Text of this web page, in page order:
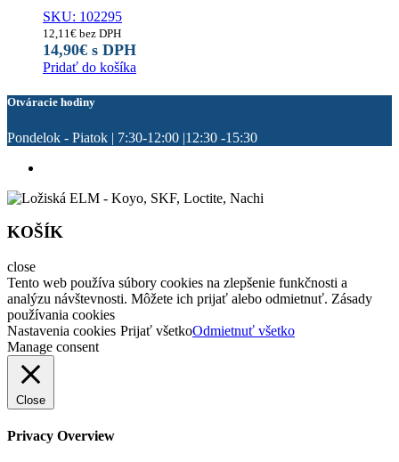
SKU: 102295
12,11€ bez DPH
14,90€ s DPH
Pridať do košíka
Otváracie hodiny
Pondelok - Piatok | 7:30-12:00 |12:30 -15:30
KOŠÍK
close
Tento web používa súbory cookies na zlepšenie funkčnosti a
analýzu návštevnosti. Môžete ich prijať alebo odmietnuť. Zásady
používania cookies
Nastavenia cookies Prijať všetkoOdmietnuť všetko
Manage consent
Close
Privacy Overview